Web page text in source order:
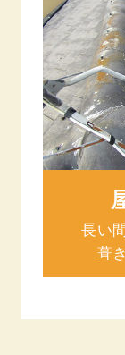
長い
葺